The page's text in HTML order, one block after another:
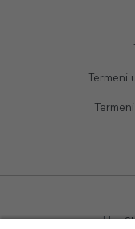
powered by